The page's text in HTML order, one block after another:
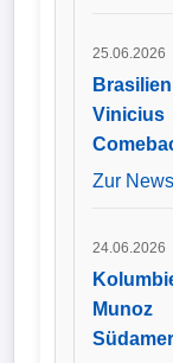
25.06.2026
Zur
24.06.2026